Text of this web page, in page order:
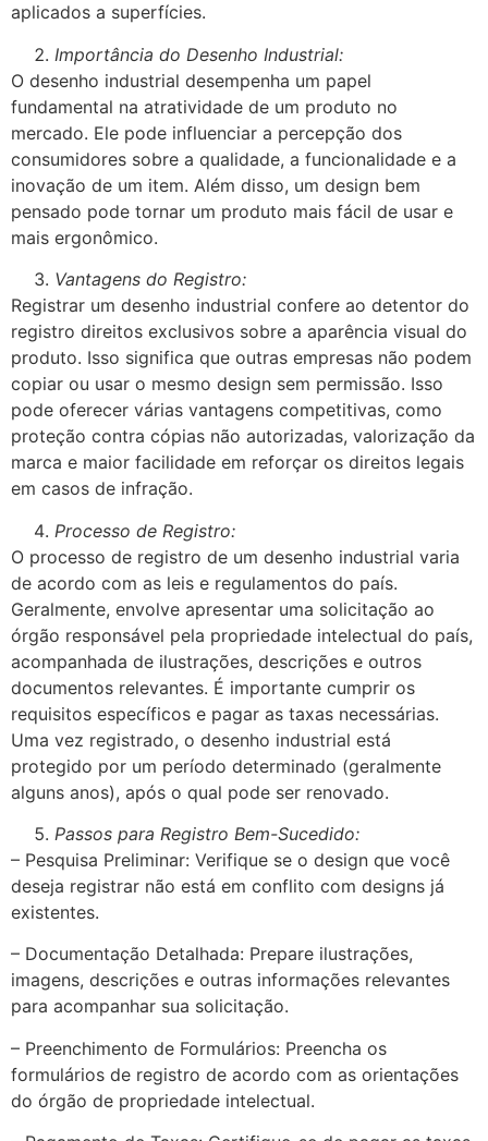
aplicados a superfícies.
Importância do Desenho Industrial:
O desenho industrial desempenha um papel
fundamental na atratividade de um produto no
mercado. Ele pode influenciar a percepção dos
consumidores sobre a qualidade, a funcionalidade e a
inovação de um item. Além disso, um design bem
pensado pode tornar um produto mais fácil de usar e
mais ergonômico.
Vantagens do Registro:
Registrar um desenho industrial confere ao detentor do
registro direitos exclusivos sobre a aparência visual do
produto. Isso significa que outras empresas não podem
copiar ou usar o mesmo design sem permissão. Isso
pode oferecer várias vantagens competitivas, como
proteção contra cópias não autorizadas, valorização da
marca e maior facilidade em reforçar os direitos legais
em casos de infração.
Processo de Registro:
O processo de registro de um desenho industrial varia
de acordo com as leis e regulamentos do país.
Geralmente, envolve apresentar uma solicitação ao
órgão responsável pela propriedade intelectual do país,
acompanhada de ilustrações, descrições e outros
documentos relevantes. É importante cumprir os
requisitos específicos e pagar as taxas necessárias.
Uma vez registrado, o desenho industrial está
protegido por um período determinado (geralmente
alguns anos), após o qual pode ser renovado.
Passos para Registro Bem-Sucedido:
– Pesquisa Preliminar: Verifique se o design que você
deseja registrar não está em conflito com designs já
existentes.
– Documentação Detalhada: Prepare ilustrações,
imagens, descrições e outras informações relevantes
para acompanhar sua solicitação.
– Preenchimento de Formulários: Preencha os
formulários de registro de acordo com as orientações
do órgão de propriedade intelectual.